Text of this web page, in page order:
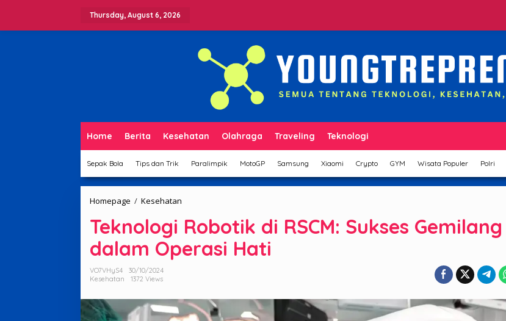
Thursday, August 6, 2026
Home Berita Kesehatan Olahraga Traveling Teknologi
Sepak Bola Tips dan Trik Paralimpik MotoGP Samsung Xiaomi Crypto GYM Wisata Populer Polri
Homepage / Kesehatan
di
RSCM:
Sukses
Gemilang
Teknologi Robotik di RSCM: Sukses Gemilang
dalam Operasi Hati
VO7VHyS4
30/10/2024
Kesehatan
1372 Views
Negeri Tebing Biru di Barat
Sydney